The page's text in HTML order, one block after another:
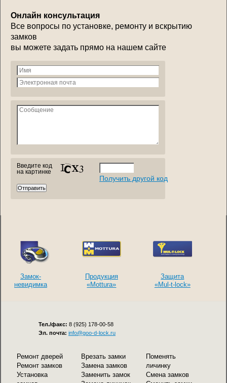
Онлайн консультация
Все вопросы по установке, ремонту и вскрытию
замков
вы можете задать прямо на нашем сайте
Введите код
на картинке
Получить другой код
Замок-
невидимка
Продукция
«Mottura»
Защита
«Mul-t-lock»
Тел./факс: 8 (925) 178-00-58
Эл. почта: info@goo-d-lock.ru
Ремонт дверей
Ремонт замков
Установка
Врезать замки
Замена замков
Заменить замок
Поменять
личинку
Смена замков